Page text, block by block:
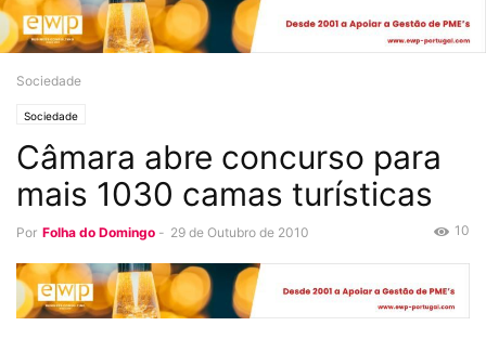
Sociedade
Sociedade
Câmara abre concurso para
mais 1030 camas turísticas
Por Folha do Domingo - 29 de Outubro de 2010 10